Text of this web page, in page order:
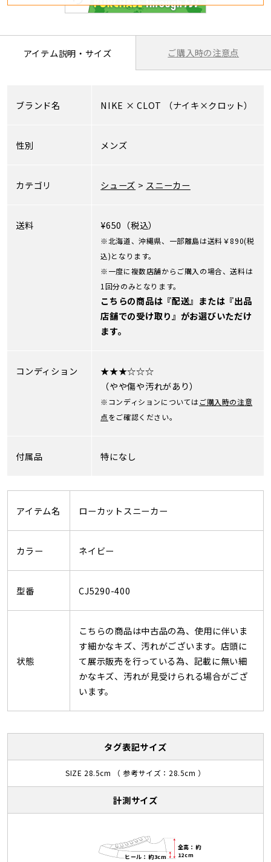
アイテム説明・サイズ ご購入時の注意点
ブランド名 NIKE ×CLOT （ナイキ×クロット）
性別 メンズ
カテゴリ シューズ > スニーカー
送料 ¥650（税込）
※北海道、沖縄県、一部離島は送料￥890(税
込)となります。
※一度に複数店舗からご購入の場合、送料は
1回分のみとなります。
こちらの商品は『配送』または『出品
店舗での受け取り』がお選びいただけ
ます。
コンディション
★★★☆☆☆
（やや傷や汚れがあり）
※コンディションについてはご購入時の注意
点をご確認ください。
付属品 特になし
アイテム名 ローカットスニーカー
カラー ネイビー
型番 CJ5290-400
状態
こちらの商品は中古品の為、使用に伴いま
す細かなキズ、汚れがございます。店頭に
て展示販売を行っている為、記載に無い細
かなキズ、汚れが見受けられる場合がござ
います。
タグ表記サイズ
SIZE 28.5cm （ 参考サイズ：28.5cm ）
計測サイズ
全高：約
12cm
ヒール：約3cm